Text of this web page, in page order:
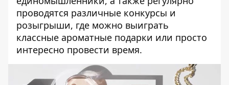
проводятся различные конкурсы и
розыгрыши, где можно выиграть
классные ароматные подарки или просто
интересно провести время.